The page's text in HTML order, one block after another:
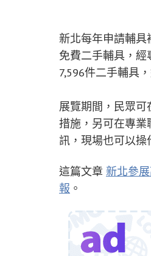
新北每年申請輔具
免費二手輔具，
7,596件二手輔具
展覽期間，民眾
措施，另可在專業
訊，現場也可以操
這篇文章 新北參
報 。